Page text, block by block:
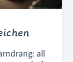
all